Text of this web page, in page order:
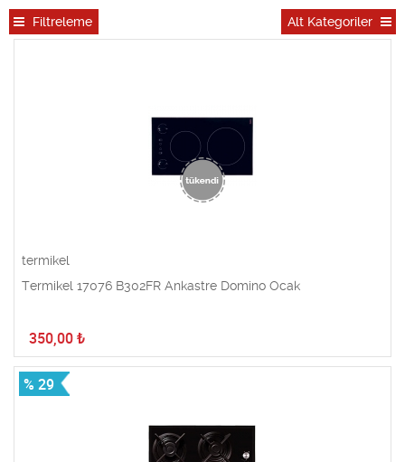
Filtreleme Alt Kategoriler
termikel
Termikel 17076 B302FR Ankastre Domino Ocak
350,00 ₺
% 29